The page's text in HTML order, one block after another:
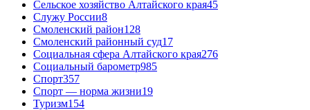
Сельское хозяйство Алтайского края45
Служу России8
Смоленский район128
Смоленский районный суд17
Социальная сфера Алтайского края276
Социальный барометр985
Спорт357
Спорт — норма жизни19
Туризм154